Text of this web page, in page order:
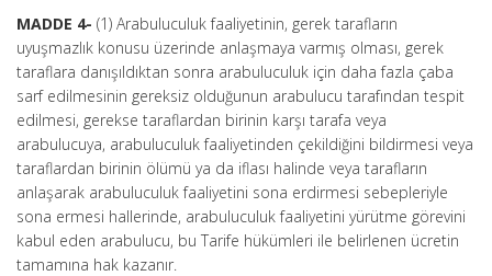
MADDE 4- (1) Arabuluculuk faaliyetinin, gerek tarafların
uyuşmazlık konusu üzerinde anlaşmaya varmış olması, gerek
taraflara danışıldıktan sonra arabuluculuk için daha fazla çaba
sarf edilmesinin gereksiz olduğunun arabulucu tarafından tespit
edilmesi, gerekse taraflardan birinin karşı tarafa veya
arabulucuya, arabuluculuk faaliyetinden çekildiğini bildirmesi veya
taraflardan birinin ölümü ya da iflası halinde veya tarafların
anlaşarak arabuluculuk faaliyetini sona erdirmesi sebepleriyle
sona ermesi hallerinde, arabuluculuk faaliyetini yürütme görevini
kabul eden arabulucu, bu Tarife hükümleri ile belirlenen ücretin
tamamına hak kazanır.